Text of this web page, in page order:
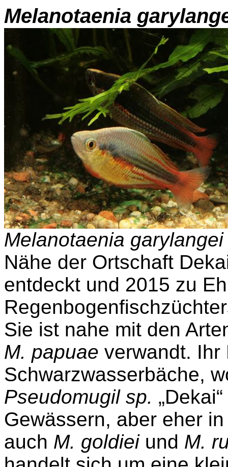
Melanotaenia
Melanotaenia garylangei
Nähe der Ortschaft
entdeckt und 2015 zu
Sie ist nahe mit den
M. papuae verwandt. Ihr
Schwarzwasserbäche,
Pseudomugil sp. „Dekai
Gewässern, aber eher
auch M. goldieiund M.